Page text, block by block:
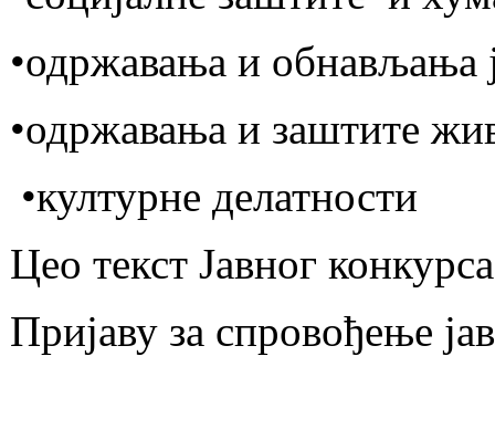
•одржавања и обнављања
•одржавања и заштите
•културне делатности
Цео текст Јавног
Пријаву за спровођење